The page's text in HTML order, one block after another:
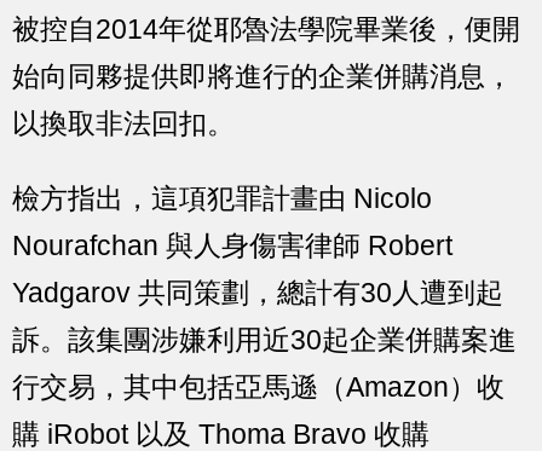
被控自2014年從耶魯法學院畢業後，便開
始向同夥提供即將進行的企業併購消息，
以換取非法回扣。
檢方指出，這項犯罪計畫由 Nicolo
Nourafchan 與人身傷害律師 Robert
Yadgarov 共同策劃，總計有30人遭到起
訴。該集團涉嫌利用近30起企業併購案進
行交易，其中包括亞馬遜（Amazon）收
購 iRobot 以及 Thoma Bravo 收購